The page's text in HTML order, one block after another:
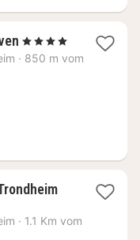
1
Nacht
, 4 Sterne
· 850 m vom
1
ab
· 1.1 Km vom